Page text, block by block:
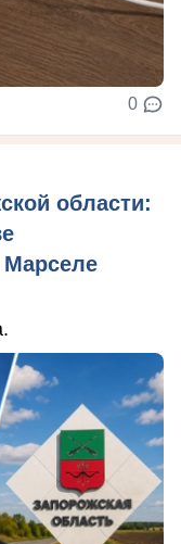
0
области:
Марселе